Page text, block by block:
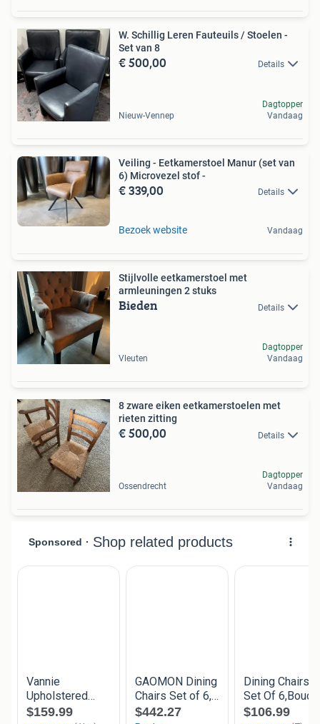
W. Schillig Leren Fauteuils / Stoelen -
Set van 8
€ 500,00 Details
Nieuw-Vennep
Dagtopper
Vandaag
Veiling - Eetkamerstoel Manur (set van
6) Microvezel stof -
€ 339,00 Details
Bezoek website Vandaag
Stijlvolle eetkamerstoel met
armleuningen 2 stuks
Bieden Details
Vleuten
Dagtopper
Vandaag
8 zware eiken eetkamerstoelen met
rieten zitting
€ 500,00 Details
Ossendrecht
Dagtopper
Vandaag